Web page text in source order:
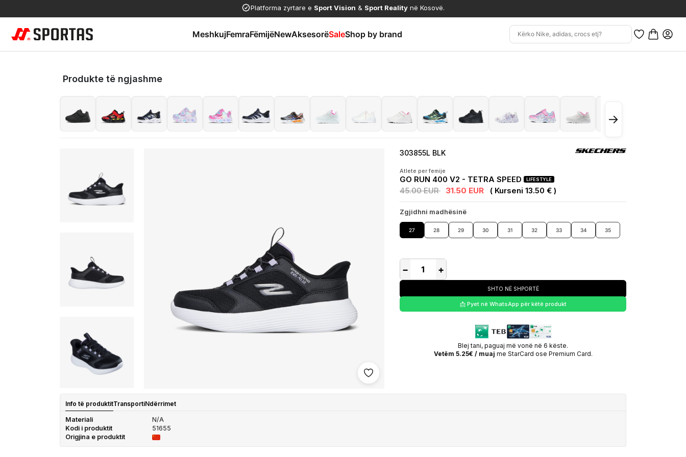
Platforma zyrtare e Sport Vision & Sport Reality në Kosovë.
MeshkujFemraFëmijëNewAksesorëSaleShop by brand
Produkte të ngjashme
→
Shto në wishlist
303855L BLK
Atlete per femije
GO RUN 400 V2 - TETRA SPEED LIFESTYLE
45.00 EUR 31.50 EUR ( Kurseni 13.50 € )
Zgjidhni madhësinë
27 28 29 30 31 32 33 34 35
− +
SHTO NË SHPORTË
📩 Pyet në WhatsApp për këtë produkt
Blej tani, paguaj më vonë në 6 këste.
Vetëm 5.25€ / muaj me StarCard ose Premium Card.
Info të produktitTransportiNdërrimet
Materiali
N/A
Kodi i produktit
51655
Origjina e produktit